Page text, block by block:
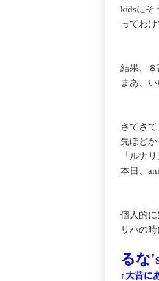
kidsにそ
ってわけ
結果、８
まあ、
さてさて
先ほどか
「ルナ
本日、
個人的に
リハの
るな
↑大昔に